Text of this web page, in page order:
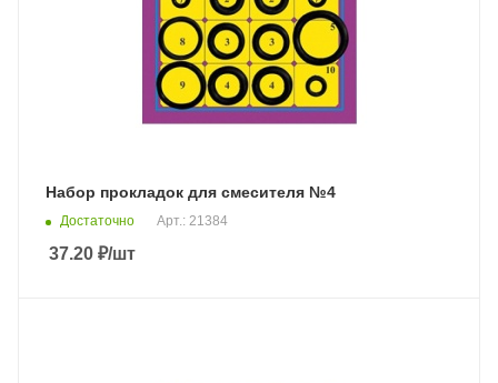
Набор прокладок для смесителя №4
Достаточно Арт.: 21384
37.20 ₽/шт